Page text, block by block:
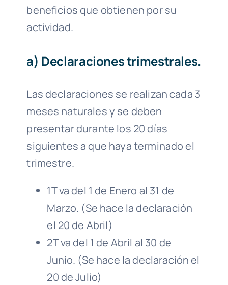
beneficios que obtienen por su
actividad.
a) Declaraciones trimestrales.
Las declaraciones se realizan cada 3
meses naturales y se deben
presentar durante los 20 días
siguientes a que haya terminado el
trimestre.
1T va del 1 de Enero al 31 de
Marzo. (Se hace la declaración
el 20 de Abril)
2T va del 1 de Abril al 30 de
Junio. (Se hace la declaración el
20 de Julio)